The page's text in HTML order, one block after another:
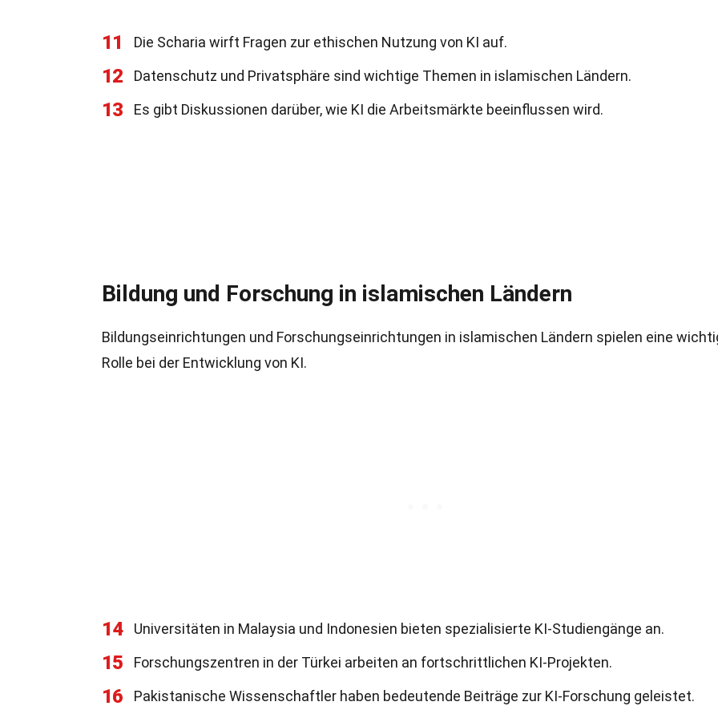
11 Die Scharia wirft Fragen zur ethischen Nutzung von KI auf.
12 Datenschutz und Privatsphäre sind wichtige Themen in islamischen Ländern.
13 Es gibt Diskussionen darüber, wie KI die Arbeitsmärkte beeinflussen wird.
Bildung und Forschung in islamischen Ländern
Bildungseinrichtungen und Forschungseinrichtungen in islamischen Ländern spielen eine
Rolle bei der Entwicklung von KI.
14 Universitäten in Malaysia und Indonesien bieten spezialisierte KI-Studiengänge an.
15 Forschungszentren in der Türkei arbeiten an fortschrittlichen KI-Projekten.
16 Pakistanische Wissenschaftler haben bedeutende Beiträge zur KI-Forschung geleistet.